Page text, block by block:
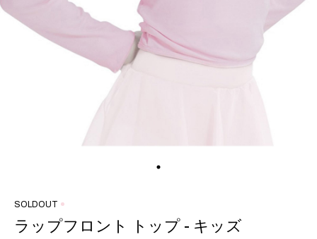
SOLDOUT
ラップフロント トップ - キッズ